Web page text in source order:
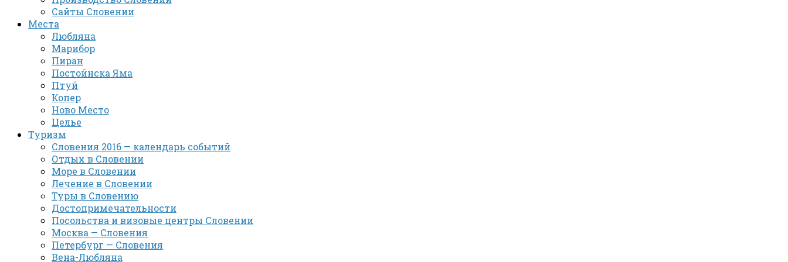
Сайты Словении
Места
Любляна
Марибор
Пиран
Постойнска Яма
Птуй
Копер
Ново Место
Целье
Туризм
Словения 2016 — календарь событий
Отдых в Словении
Море в Словении
Лечение в Словении
Туры в Словению
Достопримечательности
Посольства и визовые центры Словении
Москва — Словения
Петербург — Словения
Вена-Любляна